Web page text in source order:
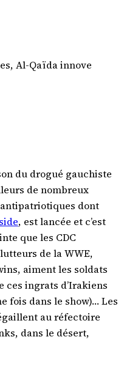
Al-Qaïda innove
du drogué gauchiste
de nombreux
dont
, est lancée et c’est
que les CDC
de la WWE,
aiment les soldats
ces ingrats d’Irakiens
fois dans le show)… Les
au réfectoire
dans le désert,